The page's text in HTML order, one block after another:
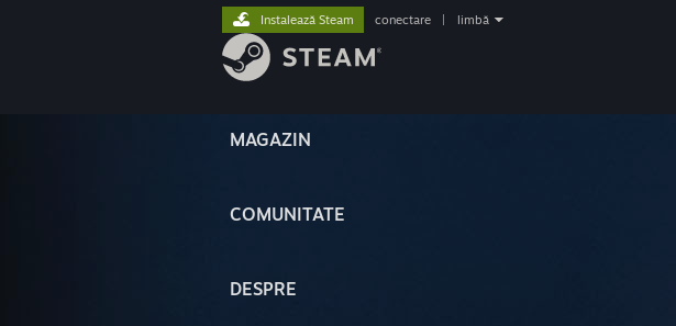
MAGAZIN
COMUNITATE
DESPRE
Instalează Steam conectare limbă